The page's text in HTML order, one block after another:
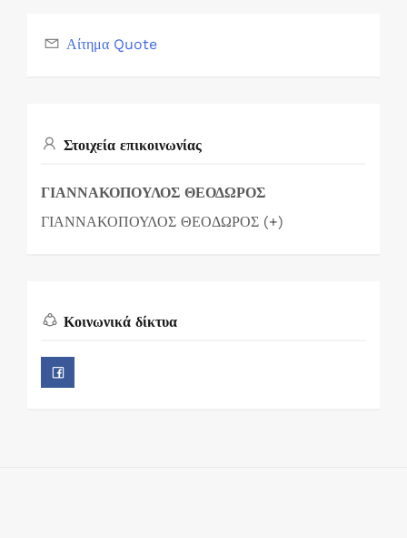
Αίτημα Quote
Στοιχεία επικοινωνίας
ΓΙΑΝΝΑΚΟΠΟΥΛΟΣ ΘΕΟΔΩΡΟΣ
ΓΙΑΝΝΑΚΟΠΟΥΛΟΣ ΘΕΟΔΩΡΟΣ (+)
Κοινωνικά δίκτυα